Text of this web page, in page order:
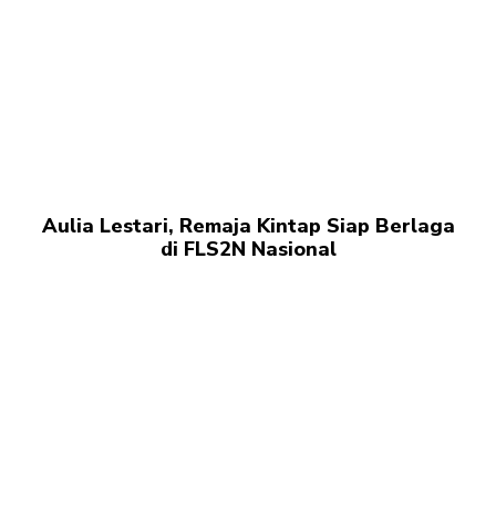
Aulia Lestari, Remaja Kintap Siap Berlaga
di FLS2N Nasional